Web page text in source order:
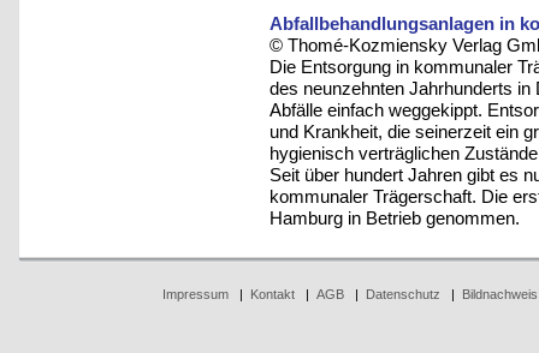
Abfallbehandlungsanlagen in
© Thomé-Kozmiensky Verlag
Die Entsorgung in kommunaler
des neunzehnten Jahrhunderts
Abfälle einfach weggekippt.
und Krankheit, die seinerzeit ein
hygienisch verträglichen
Seit über hundert Jahren gibt es
kommunaler Trägerschaft. Die
Hamburg in Betrieb genommen.
Impressum| Kontakt| AGB| Datenschutz Bildnachweis